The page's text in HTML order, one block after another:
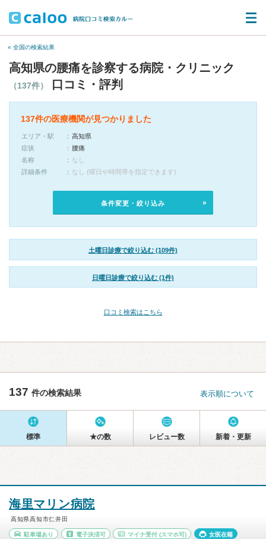
« 全国の検索結果
高知県の腰痛を診察する病院・クリニック
（137件） 口コミ・評判
137件の医療機関が見つかりました
エリア・駅
高知県
症状
腰痛
名称
なし
詳細条件
なし (曜日や時間帯を指定できます)
条件変更・絞り込み
土曜日診療で絞り込む (109件)
日曜日診療で絞り込む (1件)
口コミ検索はこちら
137 件の検索結果 表示順について
標準 ★の数 レビュー数 新着・更新
海里マリン病院
高知県高知市仁井田
駐車場あり 電子決済可 マイナ受付 (スマホ可) 女医在籍